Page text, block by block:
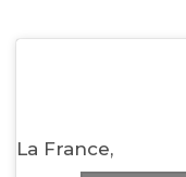
La France,